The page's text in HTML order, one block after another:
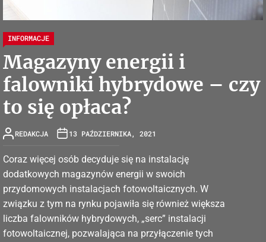
INFORMACJE
Magazyny energii i
falowniki hybrydowe – czy
to się opłaca?
REDAKCJA 13 PAŹDZIERNIKA, 2021
Coraz więcej osób decyduje się na instalację
dodatkowych magazynów energii w swoich
przydomowych instalacjach fotowoltaicznych. W
związku z tym na rynku pojawiła się również większa
liczba falowników hybrydowych, „serc” instalacji
fotowoltaicznej, pozwalająca na przyłączenie tych